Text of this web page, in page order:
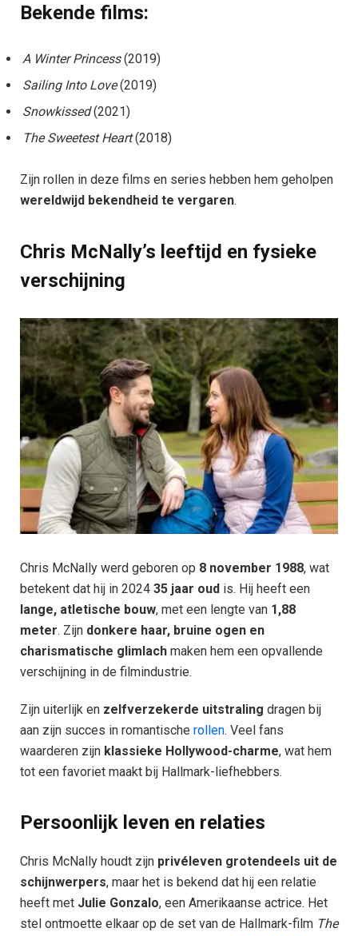
Bekende films:
A Winter Princess(2019)
Sailing Into Love(2019)
Snowkissed(2021)
The Sweetest Heart(2018)
Zijn rollen in deze films en series hebben hem geholpen
wereldwijd bekendheid te vergaren.
Chris McNally’s leeftijd en fysieke
verschijning
Chris McNally werd geboren op 8 november 1988, wat
betekent dat hij in 2024 35 jaar oud is. Hij heeft een
lange, atletische bouw, met een lengte van 1,88
meter. Zijn donkere haar, bruine ogen en
charismatische glimlach maken hem een opvallende
verschijning in de filmindustrie.
Zijn uiterlijk en zelfverzekerde uitstraling dragen bij
aan zijn succes in romantische rollen. Veel fans
waarderen zijn klassieke Hollywood-charme, wat hem
tot een favoriet maakt bij Hallmark-liefhebbers.
Persoonlijk leven en relaties
Chris McNally houdt zijn privéleven grotendeels uit de
schijnwerpers, maar het is bekend dat hij een relatie
heeft met Julie Gonzalo, een Amerikaanse actrice. Het
stel ontmoette elkaar op de set van de Hallmark-film The